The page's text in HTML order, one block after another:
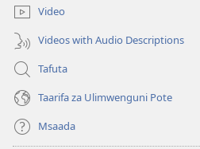
Video
Videos with Audio Descriptions
Tafuta
Taarifa za Ulimwenguni Pote
Msaada